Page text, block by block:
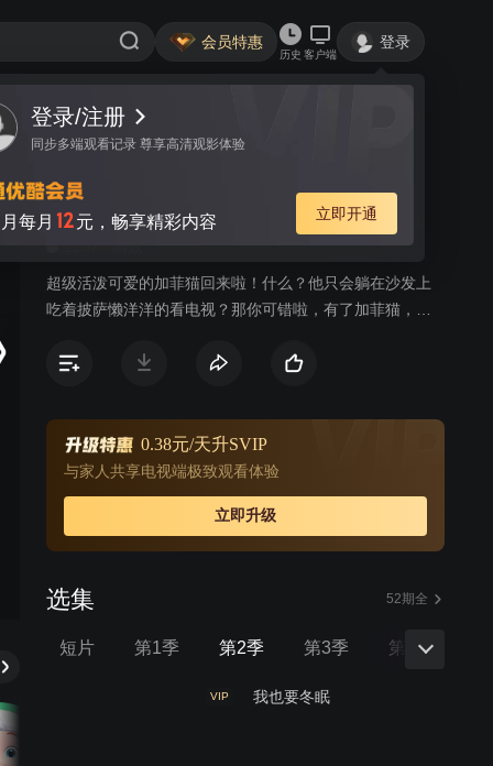
会员特惠
历史 客户端
登录
登录/注册
同步多端观看记录 尊享高清观影体验
月每月 12元，畅享精彩内容 立即开通
视频 讨论
加菲猫的幸福生活 第二季 简介
超级活泼可爱的加菲猫回来啦！什么？他只会躺在沙发上
吃着披萨懒洋洋的看电视？那你可错啦，有了加菲猫，可
也抓狂不已。不过，当朋友遇到危难，顽皮的加菲猫也会
神，搞怪的行为。最新的3D技术，精良的制作工艺，《加
菲猫的幸福生活》会让你在笑声中度过每段欢乐时光。
0.38元/天升SVIP
与家人共享电视端极致观看体验
立即升级
选集 52期全
短片 第1季 第2季 第3季 第4季
VIP 我也要冬眠